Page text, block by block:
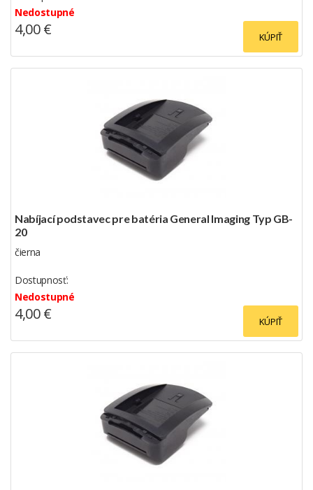
Nedostupné
KÚPIŤ
4,00 €
Nabíjací podstavec pre batéria General Imaging Typ GB-
20
čierna
Dostupnosť:
Nedostupné
KÚPIŤ
4,00 €